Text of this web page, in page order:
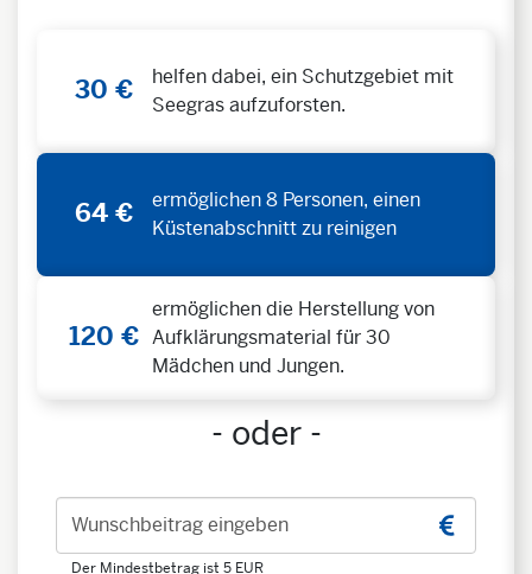
30 €
helfen dabei, ein Schutzgebiet mit
Seegras aufzuforsten.
64 €
ermöglichen 8 Personen, einen
Küstenabschnitt zu reinigen
120 €
ermöglichen die Herstellung von
Aufklärungsmaterial für 30
Mädchen und Jungen.
- oder -
Wunschbeitrag eingeben
Der Mindestbetrag ist 5 EUR